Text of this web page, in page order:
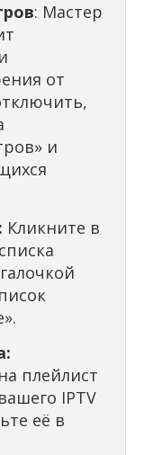
: Мастер
от
и
Кликните в
плейлист
IPTV
её в